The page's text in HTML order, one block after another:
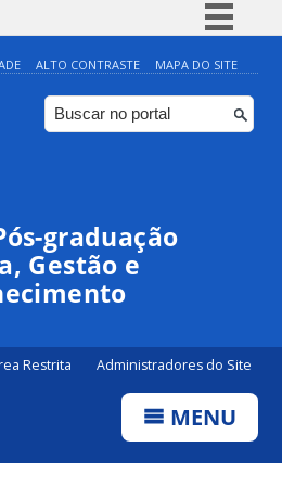
Simplifique!
Comunica BR
Participe
Canais
ALTO CONTRASTE MAPA DO SITE
graduação
Gestão e
Restrita Administradores do Site
MENU